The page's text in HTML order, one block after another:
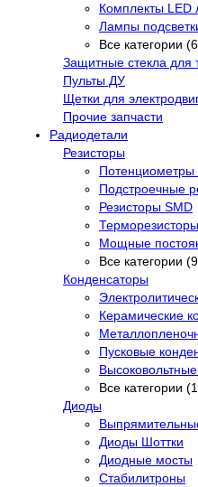
Комплекты LED
Лампы
Все категории
Защитные стекла для
Пульты ДУ
Щетки для
Прочие запчасти
Радиодетали
Резисторы
Подстроечные
Резисторы SMD
Терморезисторы
Мощные
Все категории
Конденсаторы
Керамические
Пусковые
Все категории
Диоды
Диоды Шоттки
Диодные мосты
Стабилитроны